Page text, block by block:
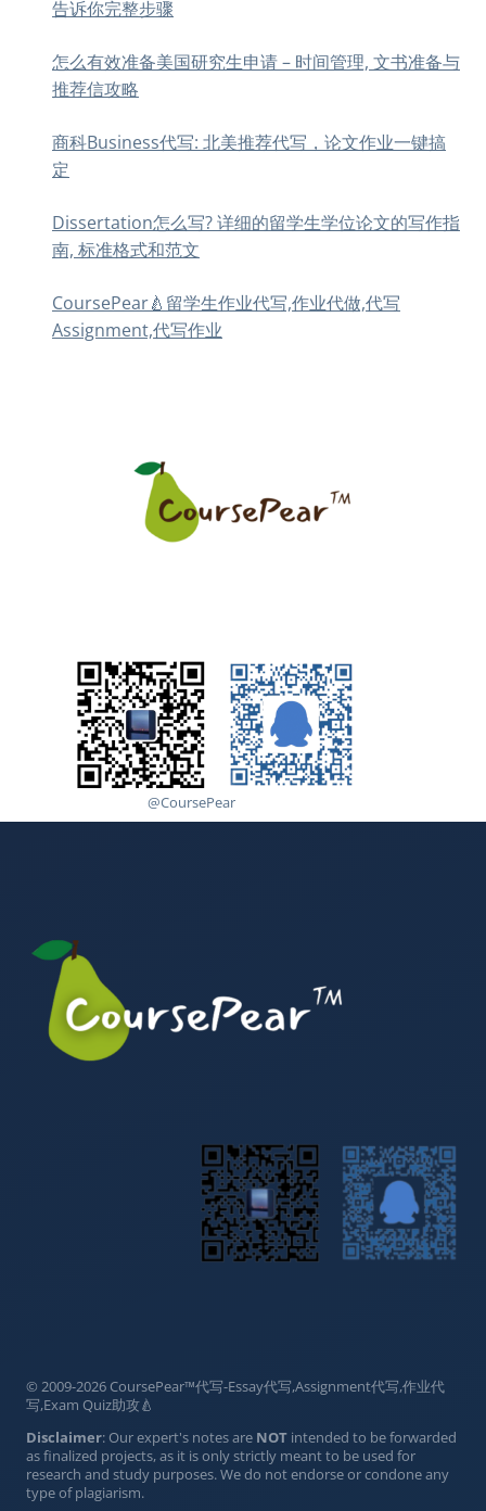
告诉你完整步骤
怎么有效准备美国研究生申请 – 时间管理, 文书准备与
推荐信攻略
商科Business代写: 北美推荐代写，论文作业一键搞
定
Dissertation怎么写? 详细的留学生学位论文的写作指
南, 标准格式和范文
CoursePear🍐留学生作业代写,作业代做,代写
Assignment,代写作业
@CoursePear
© 2009-2026 CoursePear™代写-Essay代写,Assignment代写,作业代
写,Exam Quiz助攻🍐
Disclaimer: Our expert's notes are NOT intended to be forwarded
as finalized projects, as it is only strictly meant to be used for
research and study purposes. We do not endorse or condone any
type of plagiarism.